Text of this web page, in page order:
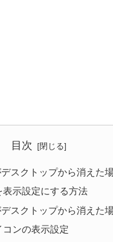
目次
スクトップから消えた
表示設定にする方法
スクトップから消えた
ンの表示設定